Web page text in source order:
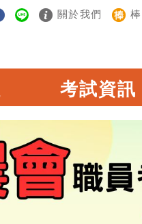
關於我們
考試資訊